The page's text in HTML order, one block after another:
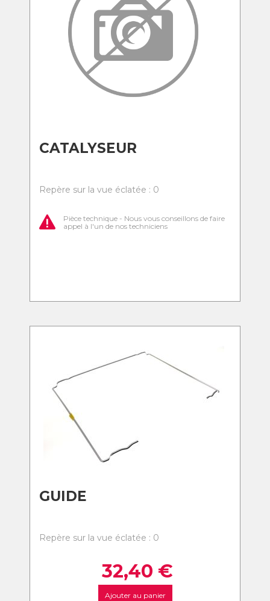
CATALYSEUR
Repère sur la vue éclatée : 0
Pièce technique - Nous vous conseillons de faire
appel à l'un de nos techniciens
GUIDE
Repère sur la vue éclatée : 0
32,40 €
Ajouter au panier